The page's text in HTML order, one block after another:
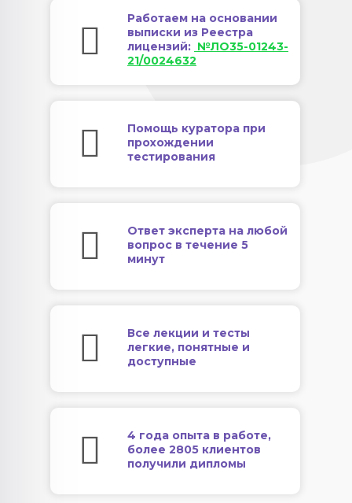
Работаем на основании
выписки из Реестра
лицензий: №ЛО35-01243-
21/0024632
Помощь куратора при
прохождении
тестирования
Ответ эксперта на любой
вопрос в течение 5
минут
Все лекции и тесты
легкие, понятные и
доступные
4 года опыта в работе,
более 2805 клиентов
получили дипломы